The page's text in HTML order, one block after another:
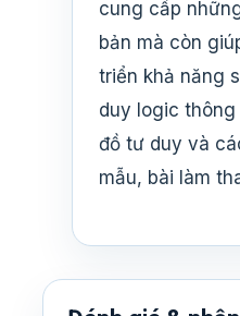
cung cấp
bản mà còn
triển khả năng
duy logic
đồ tư duy và
mẫu, bài làm